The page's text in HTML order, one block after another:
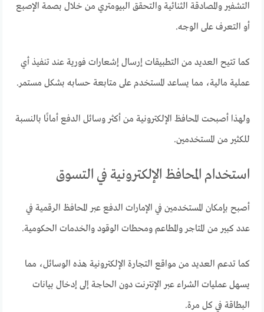
التشفير والمصادقة الثنائية والتحقق البيومتري من خلال بصمة الإصبع
أو التعرف على الوجه.
كما تتيح العديد من التطبيقات إرسال إشعارات فورية عند تنفيذ أي
عملية مالية، مما يساعد المستخدم على متابعة حسابه بشكل مستمر.
ولهذا أصبحت المحافظ الإلكترونية من أكثر وسائل الدفع أمانًا بالنسبة
للكثير من المستخدمين.
استخدام المحافظ الإلكترونية في التسوق
أصبح بإمكان المستخدمين في الإمارات الدفع عبر المحافظ الرقمية في
عدد كبير من المتاجر والمطاعم ومحطات الوقود والخدمات الحكومية.
كما تدعم العديد من مواقع التجارة الإلكترونية هذه الوسائل، مما
يسهل عمليات الشراء عبر الإنترنت دون الحاجة إلى إدخال بيانات
البطاقة في كل مرة.